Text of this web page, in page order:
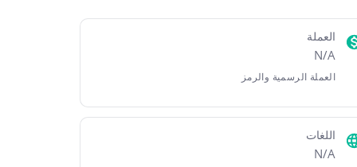
العملة
N/A
العملة الرسمية والرمز
اللغات
N/A